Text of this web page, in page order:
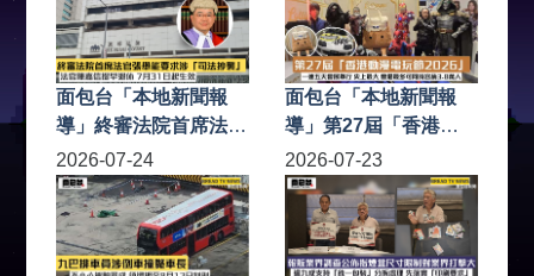
拘捕9人
回旋木馬裝置及展出逾
130幅原畫
面包台「本地新聞報
導」終審法院首席法官
張舉能要求涉「司法抄
襲」法官陳嘉信提早退
休 7月31日起生效
面包台「本地新聞報
導」第27屆「香港動
漫電玩節2026」一連
五天會展舉行 史上最
大 會場最多可同時容
納3.8萬人
2026-07-24 2026-07-23